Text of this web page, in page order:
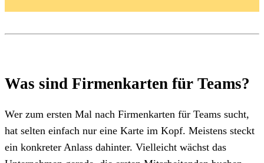
Was sind Firmenkarten für Teams?
Wer zum ersten Mal nach Firmenkarten für Teams sucht,
hat selten einfach nur eine Karte im Kopf. Meistens steckt
ein konkreter Anlass dahinter. Vielleicht wächst das